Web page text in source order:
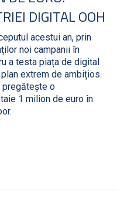
DIGITAL OOH
acestui an, prin
noi campanii în
a testa piața de digital
extrem de ambițios.
pregătește o
1 milion de euro în